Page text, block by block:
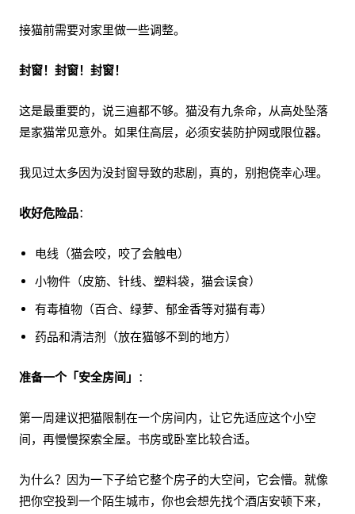
接猫前需要对家里做一些调整。
封窗！封窗！封窗！
这是最重要的，说三遍都不够。猫没有九条命，从高处坠落
是家猫常见意外。如果住高层，必须安装防护网或限位器。
我见过太多因为没封窗导致的悲剧，真的，别抱侥幸心理。
收好危险品：
电线（猫会咬，咬了会触电）
小物件（皮筋、针线、塑料袋，猫会误食）
有毒植物（百合、绿萝、郁金香等对猫有毒）
药品和清洁剂（放在猫够不到的地方）
准备一个「安全房间」 ：
第一周建议把猫限制在一个房间内，让它先适应这个小空
间，再慢慢探索全屋。书房或卧室比较合适。
为什么？因为一下子给它整个房子的大空间，它会懵。就像
把你空投到一个陌生城市，你也会想先找个酒店安顿下来，